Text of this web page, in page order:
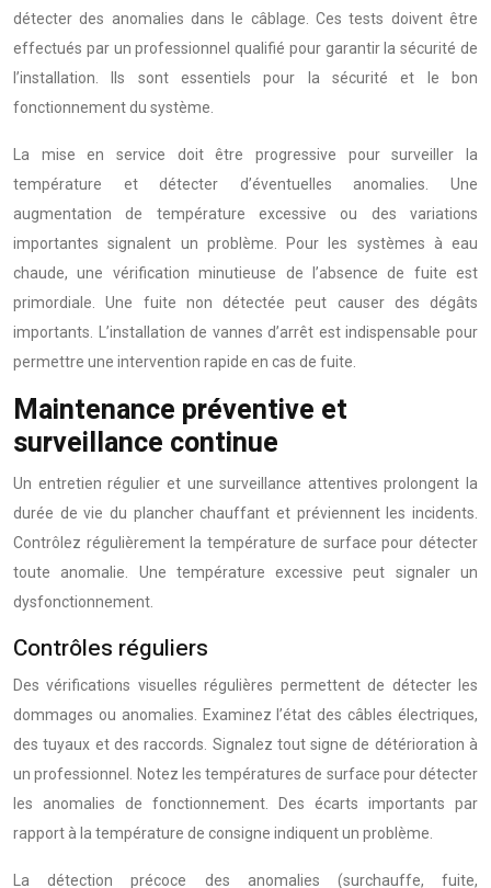
détecter des anomalies dans le câblage. Ces tests doivent être
effectués par un professionnel qualifié pour garantir la sécurité de
l’installation. Ils sont essentiels pour la sécurité et le bon
fonctionnement du système.
La mise en service doit être progressive pour surveiller la
température et détecter d’éventuelles anomalies. Une
augmentation de température excessive ou des variations
importantes signalent un problème. Pour les systèmes à eau
chaude, une vérification minutieuse de l’absence de fuite est
primordiale. Une fuite non détectée peut causer des dégâts
importants. L’installation de vannes d’arrêt est indispensable pour
permettre une intervention rapide en cas de fuite.
Maintenance préventive et
surveillance continue
Un entretien régulier et une surveillance attentives prolongent la
durée de vie du plancher chauffant et préviennent les incidents.
Contrôlez régulièrement la température de surface pour détecter
toute anomalie. Une température excessive peut signaler un
dysfonctionnement.
Contrôles réguliers
Des vérifications visuelles régulières permettent de détecter les
dommages ou anomalies. Examinez l’état des câbles électriques,
des tuyaux et des raccords. Signalez tout signe de détérioration à
un professionnel. Notez les températures de surface pour détecter
les anomalies de fonctionnement. Des écarts importants par
rapport à la température de consigne indiquent un problème.
La détection précoce des anomalies (surchauffe, fuite,